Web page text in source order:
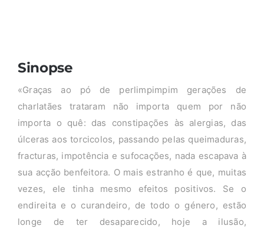
Sinopse
«Graças ao pó de perlimpimpim gerações de
charlatães trataram não importa quem por não
importa o quê: das constipações às alergias, das
úlceras aos torcicolos, passando pelas queimaduras,
fracturas, impotência e sufocações, nada escapava à
sua acção benfeitora. O mais estranho é que, muitas
vezes, ele tinha mesmo efeitos positivos. Se o
endireita e o curandeiro, de todo o género, estão
longe de ter desaparecido, hoje a ilusão,